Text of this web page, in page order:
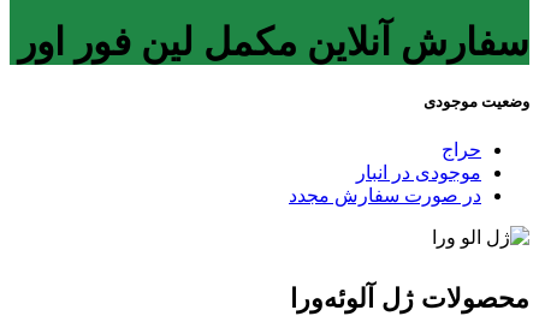
سفارش آنلاین مکمل لین فور اور
وضعیت موجودی
حراج
موجودی در انبار
در صورت سفارش مجدد
محصولات ژل آلوئه‌ورا